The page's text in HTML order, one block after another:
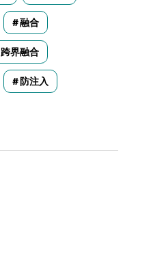
融合
跨界融合
防注入